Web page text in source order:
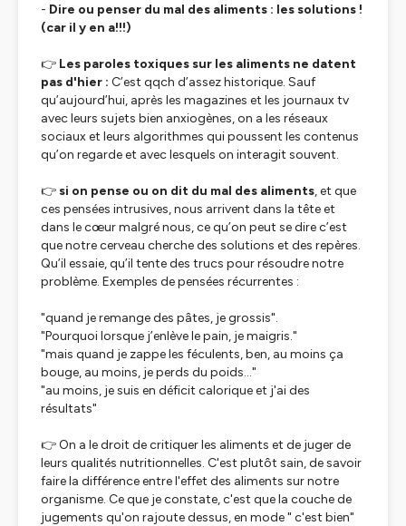
- Dire ou penser du mal des aliments : les solutions !
(car il y en a!!!)
👉 Les paroles toxiques sur les aliments ne datent
pas d'hier : C’est qqch d’assez historique. Sauf
qu’aujourd’hui, après les magazines et les journaux tv
avec leurs sujets bien anxiogènes, on a les réseaux
sociaux et leurs algorithmes qui poussent les contenus
qu’on regarde et avec lesquels on interagit souvent.
👉si on pense ou on dit du mal des aliments, et que
ces pensées intrusives, nous arrivent dans la tête et
dans le cœur malgré nous, ce qu’on peut se dire c’est
que notre cerveau cherche des solutions et des repères.
Qu’il essaie, qu’il tente des trucs pour résoudre notre
problème. Exemples de pensées récurrentes :
"quand je remange des pâtes, je grossis".
"Pourquoi lorsque j’enlève le pain, je maigris."
"mais quand je zappe les féculents, ben, au moins ça
bouge, au moins, je perds du poids…"
"au moins, je suis en déficit calorique et j'ai des
résultats"
👉 On a le droit de critiquer les aliments et de juger de
leurs qualités nutritionnelles. C'est plutôt sain, de savoir
faire la différence entre l'effet des aliments sur notre
organisme. Ce que je constate, c'est que la couche de
jugements qu'on rajoute dessus, en mode " c'est bien"